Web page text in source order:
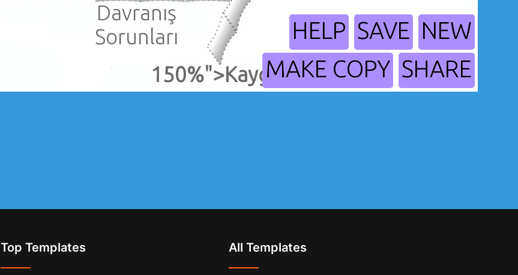
150%">Kaygı
Davranış
Sorunları
HELP SAVE NEW
MAKE COPY SHARE
Top Templates All Templates